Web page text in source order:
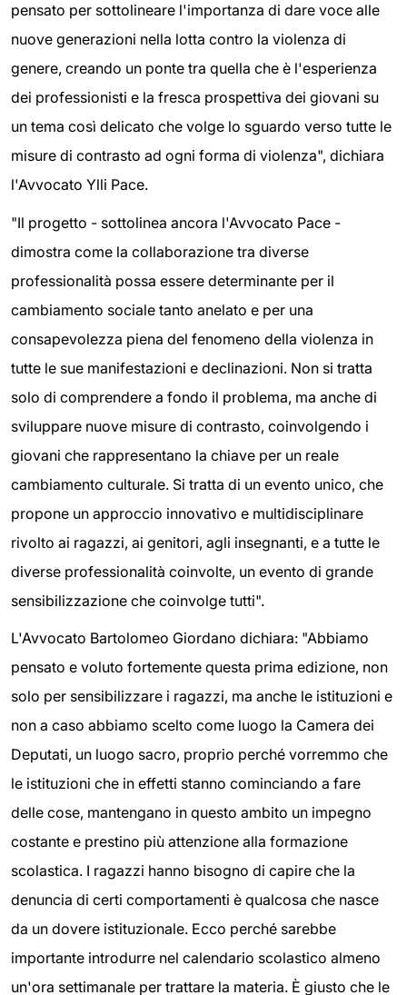
pensato per sottolineare l'importanza di dare voce alle
nuove generazioni nella lotta contro la violenza di
genere, creando un ponte tra quella che è l'esperienza
dei professionisti e la fresca prospettiva dei giovani su
un tema così delicato che volge lo sguardo verso tutte le
misure di contrasto ad ogni forma di violenza", dichiara
l'Avvocato Ylli Pace.
"Il progetto - sottolinea ancora l'Avvocato Pace -
dimostra come la collaborazione tra diverse
professionalità possa essere determinante per il
cambiamento sociale tanto anelato e per una
consapevolezza piena del fenomeno della violenza in
tutte le sue manifestazioni e declinazioni. Non si tratta
solo di comprendere a fondo il problema, ma anche di
sviluppare nuove misure di contrasto, coinvolgendo i
giovani che rappresentano la chiave per un reale
cambiamento culturale. Si tratta di un evento unico, che
propone un approccio innovativo e multidisciplinare
rivolto ai ragazzi, ai genitori, agli insegnanti, e a tutte le
diverse professionalità coinvolte, un evento di grande
sensibilizzazione che coinvolge tutti".
L'Avvocato Bartolomeo Giordano dichiara: "Abbiamo
pensato e voluto fortemente questa prima edizione, non
solo per sensibilizzare i ragazzi, ma anche le istituzioni e
non a caso abbiamo scelto come luogo la Camera dei
Deputati, un luogo sacro, proprio perché vorremmo che
le istituzioni che in effetti stanno cominciando a fare
delle cose, mantengano in questo ambito un impegno
costante e prestino più attenzione alla formazione
scolastica. I ragazzi hanno bisogno di capire che la
denuncia di certi comportamenti è qualcosa che nasce
da un dovere istituzionale. Ecco perché sarebbe
importante introdurre nel calendario scolastico almeno
un'ora settimanale per trattare la materia. È giusto che le